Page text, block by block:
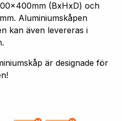
(BxHxD) och
Aluminiumskåpen
kan även levereras i
är designade för